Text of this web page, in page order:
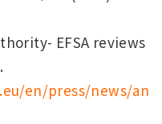
EFSA reviews
en/press/news/an